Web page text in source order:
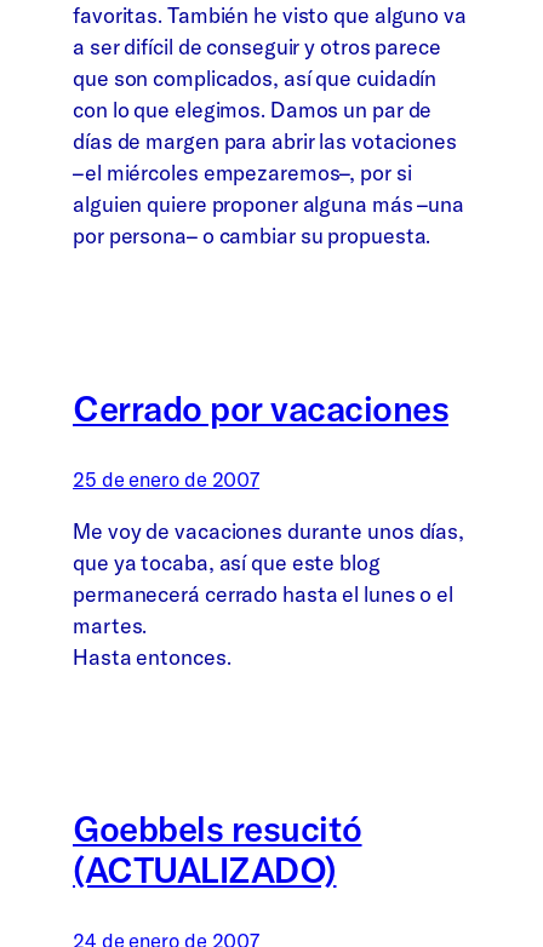
favoritas. También he visto que alguno va
a ser difícil de conseguir y otros parece
que son complicados, así que cuidadín
con lo que elegimos. Damos un par de
días de margen para abrir las votaciones
–el miércoles empezaremos–, por si
alguien quiere proponer alguna más –una
por persona– o cambiar su propuesta.
Cerrado por vacaciones
25 de enero de 2007
Me voy de vacaciones durante unos días,
que ya tocaba, así que este blog
permanecerá cerrado hasta el lunes o el
martes.
Hasta entonces.
Goebbels resucitó
(ACTUALIZADO)
24 de enero de 2007